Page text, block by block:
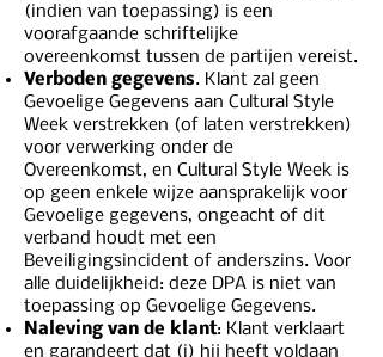
(indien van toepassing) is een
voorafgaande schriftelijke
overeenkomst tussen de partijen vereist.
Verboden gegevens. Klant zal geen
Gevoelige Gegevens aan Cultural Style
Week verstrekken (of laten verstrekken)
voor verwerking onder de
Overeenkomst, en Cultural Style Week is
op geen enkele wijze aansprakelijk voor
Gevoelige gegevens, ongeacht of dit
verband houdt met een
Beveiligingsincident of anderszins. Voor
alle duidelijkheid: deze DPA is niet van
toepassing op Gevoelige Gegevens.
Naleving van de klant: Klant verklaart
en garandeert dat (i) hij heeft voldaan